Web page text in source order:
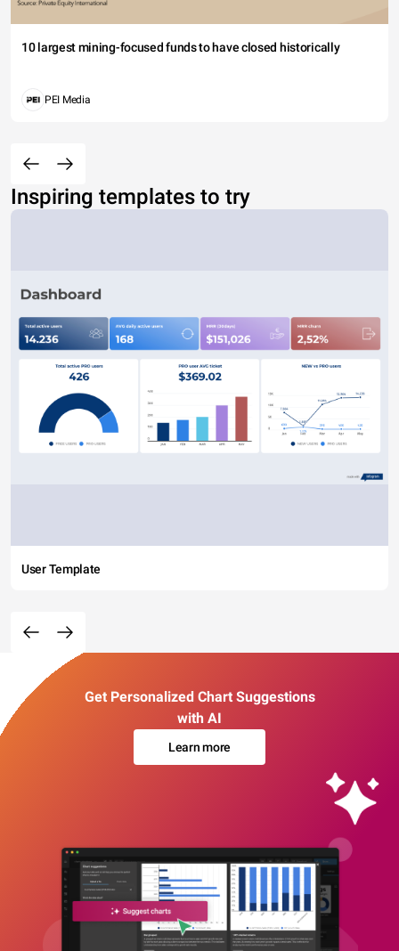
10 largest mining-focused funds to have closed historically
PEI Media
Inspiring templates to try
User Template
Get Personalized Chart Suggestions
with AI
Learn more